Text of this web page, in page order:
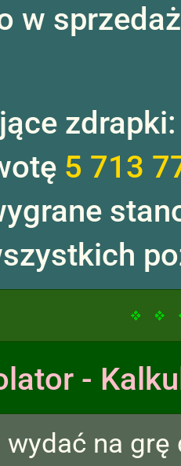
w
5 713
-
wydać na grę